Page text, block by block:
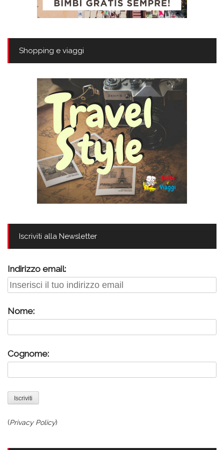
Shopping e viaggi
Iscriviti alla Newsletter
Indirizzo email:
Nome:
Cognome:
(Privacy Policy)